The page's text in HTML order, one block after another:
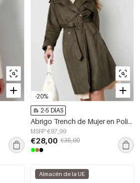
-20%
2-5 DÍAS
Abrigo Trench de Mujer en Poliéster Clásico con Cierre Doble y Cinturón
MSRP €87,99
€28,00 €35,00
Almacén de la UE